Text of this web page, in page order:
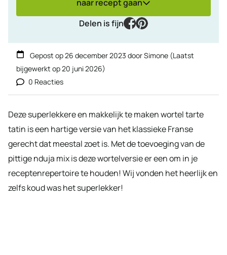
naar recept gaan
Delen is fijn
facebook
pinterest
Gepost op26 december 2023 doorSimone (Laatst
bijgewerkt op20 juni 2026)
0 Reacties
Deze superlekkere en makkelijk te maken wortel tarte
tatin is een hartige versie van het klassieke Franse
gerecht dat meestal zoet is. Met de toevoeging van de
pittige nduja mix is deze wortelversie er een om in je
receptenrepertoire te houden! Wij vonden het heerlijk en
zelfs koud was het superlekker!